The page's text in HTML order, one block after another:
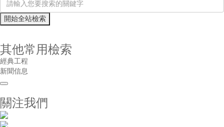
其他常用檢索
經典工程
新聞信息
關注我們